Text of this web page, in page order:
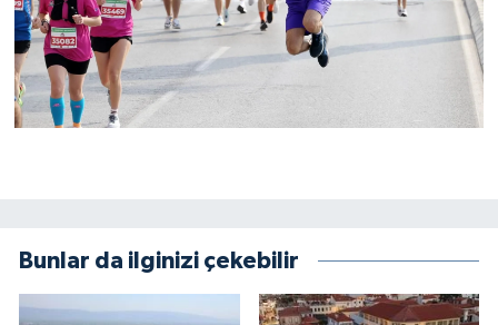
Bunlar da ilginizi çekebilir